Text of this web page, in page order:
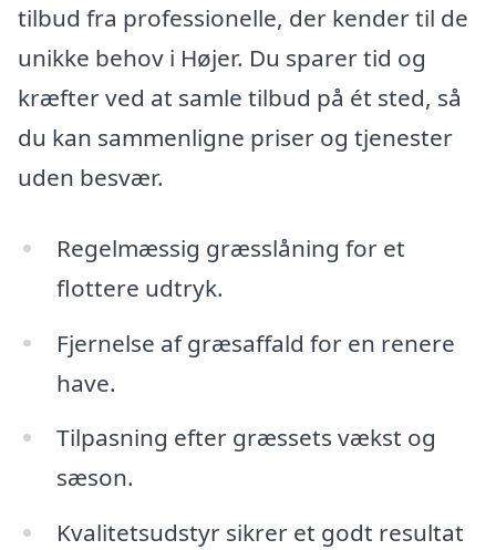
tilbud fra professionelle, der kender til de
unikke behov i Højer. Du sparer tid og
kræfter ved at samle tilbud på ét sted, så
du kan sammenligne priser og tjenester
uden besvær.
Regelmæssig græsslåning for et
flottere udtryk.
Fjernelse af græsaffald for en renere
have.
Tilpasning efter græssets vækst og
sæson.
Kvalitetsudstyr sikrer et godt resultat